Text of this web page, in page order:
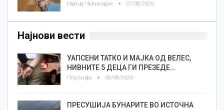
Ивица Челиковиќ 07/08/2026
Најнови вести
УАПСЕНИ ТАТКО И МАЈКА ОД ВЕЛЕС,
НИВНИТЕ 5 ДЕЦА ГИ ПРЕЗЕДЕ…
Плусинфо 08/08/2026
ПРЕСУШИЈА БУНАРИТЕ ВО ИСТОЧНА